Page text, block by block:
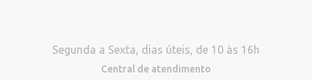
Segunda a Sexta, dias úteis, de 10 às 16h
Central de atendimento